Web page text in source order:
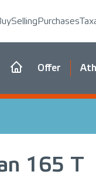
Buy SellingPurchases
Offer
165 T